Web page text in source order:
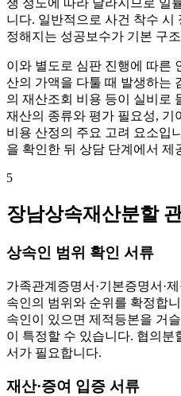
쟁 정도에 따라 달라지므로 일
니다. 일반적으로 사건 착수
정해지는 성공보수가 기본 구
이와 별도로 심판 진행에 따른
산의 가액을 다툴 때 발생하는
의 재산조회 비용 등이 실비로
재산의 종류와 평가 필요성, 기
비용 산정의 주요 고려 요소입
을 확인한 뒤 상담 단계에서 제
5
장남상속재산분할
상속인 범위 확인 서류
가족관계증명서·기본증명서·
속인의 범위와 순위를 확정합
속인이 있으면 제적등본을 거
이 특정할 수 있습니다. 협의분
서가 필요합니다.
재산·증여 입증 서류